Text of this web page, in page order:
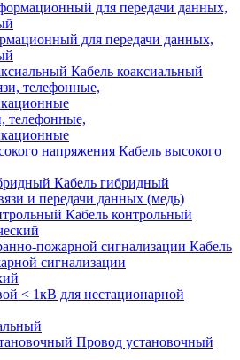
для передачи данных,
Кабель коаксиальный
телефонные,
Кабель высокого
Кабель гибридный
и передачи данных (медь)
Кабель контрольный
Кабель
сигнализации
< 1кВ для нестационарной
Провод установочный